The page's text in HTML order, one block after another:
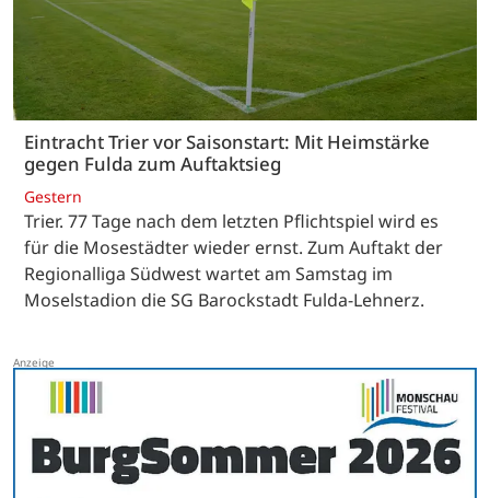
Eintracht Trier vor Saisonstart: Mit Heimstärke
gegen Fulda zum Auftaktsieg
Gestern
Trier. 77 Tage nach dem letzten Pflichtspiel wird es
für die Mosestädter wieder ernst. Zum Auftakt der
Regionalliga Südwest wartet am Samstag im
Moselstadion die SG Barockstadt Fulda-Lehnerz.